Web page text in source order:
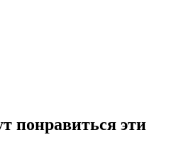
понравиться эти